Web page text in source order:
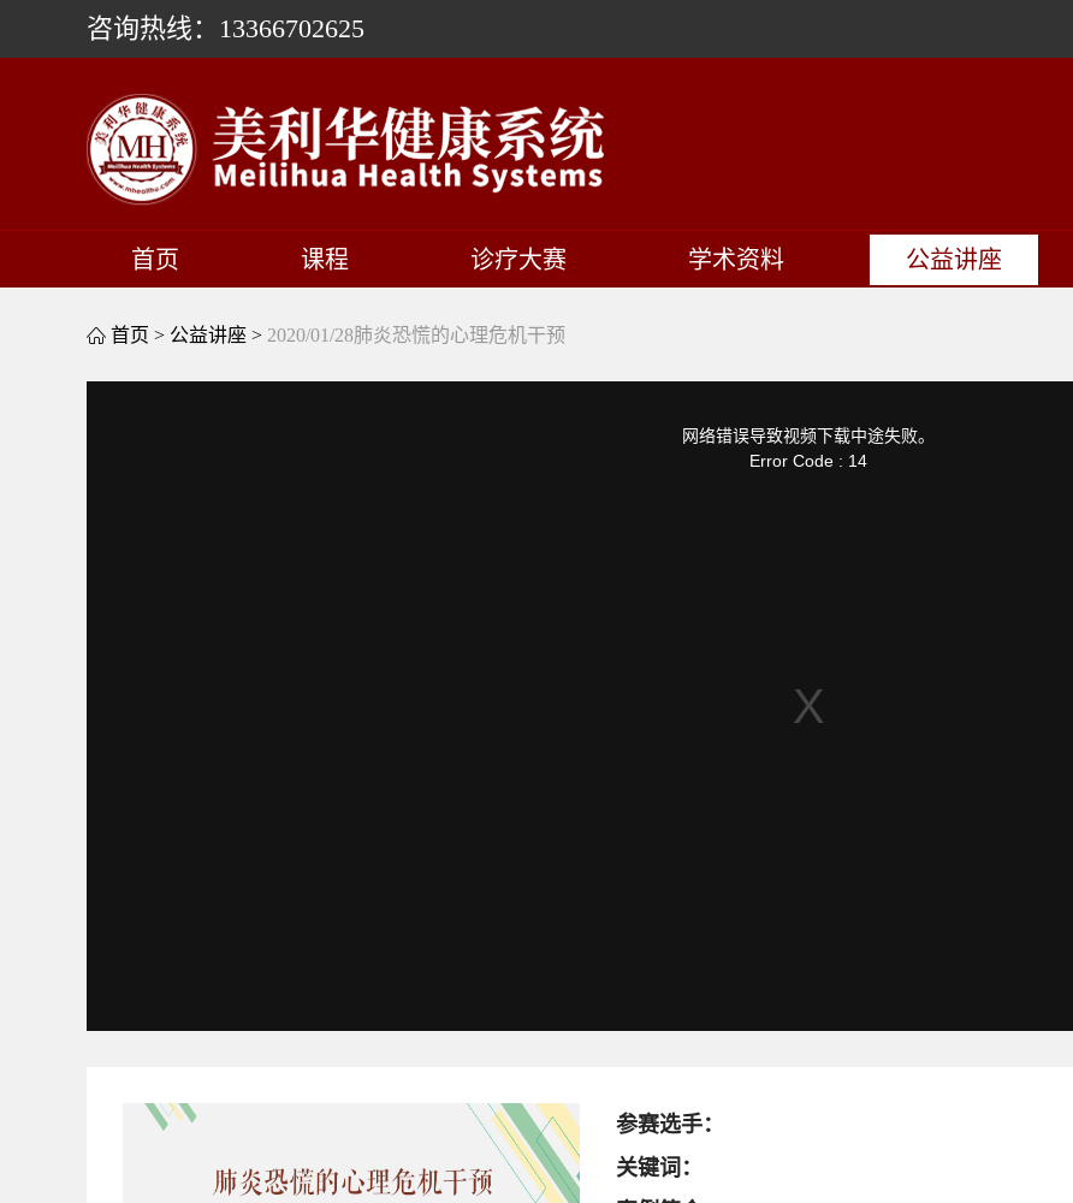
咨询热线：13366702625
首页 课程 诊疗大赛 学术资料 公益讲座
首页 > 公益讲座 > 2020/01/28肺炎恐慌的心理危机干预
网络错误导致视频下载中途失败。
Error Code : 14
参赛选手：
关键词：